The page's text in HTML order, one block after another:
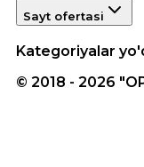
Sayt ofertasi
Kategoriyalar
© 2018 - 2026